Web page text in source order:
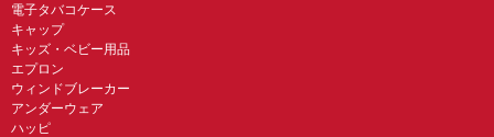
電子タバコケース
キャップ
キッズ・ベビー用品
エプロン
ウィンドブレーカー
アンダーウェア
ハッピ